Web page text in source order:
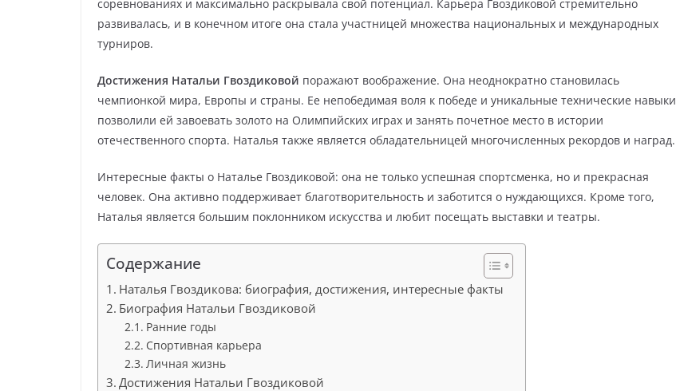
соревнованиях и максимально раскрывала свой потенциал. Карьера Гвоздиковой стремительно
развивалась, и в конечном итоге она стала участницей множества национальных и международных
турниров.
Достижения Натальи Гвоздиковой поражают воображение. Она неоднократно становилась
чемпионкой мира, Европы и страны. Ее непобедимая воля к победе и уникальные технические навыки
позволили ей завоевать золото на Олимпийских играх и занять почетное место в истории
отечественного спорта. Наталья также является обладательницей многочисленных рекордов и наград.
Интересные факты о Наталье Гвоздиковой: она не только успешная спортсменка, но и прекрасная
человек. Она активно поддерживает благотворительность и заботится о нуждающихся. Кроме того,
Наталья является большим поклонником искусства и любит посещать выставки и театры.
Содержание
Наталья Гвоздикова: биография, достижения, интересные факты
Биография Натальи Гвоздиковой
Ранние годы
Спортивная карьера
Личная жизнь
Достижения Натальи Гвоздиковой